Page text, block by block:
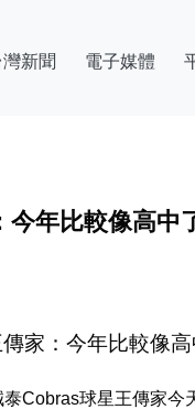
灣新聞 電子媒體
今年比較像高中
家：今年比較像高
Cobras球星王傳家